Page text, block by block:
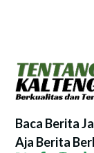
Baca Berita
Aja Berita